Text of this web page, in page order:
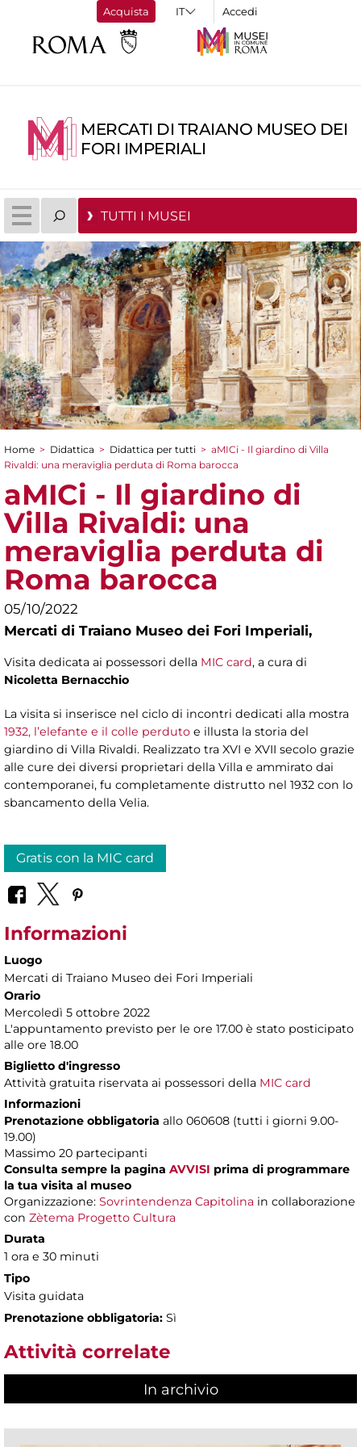
Acquista Accedi
MERCATI DI TRAIANO MUSEO DEI
FORI IMPERIALI
TUTTI I MUSEI
Tu sei qui
Home > Didattica > Didattica per tutti > aMICi - Il giardino di Villa
Rivaldi: una meraviglia perduta di Roma barocca
aMICi - Il giardino di
Villa Rivaldi: una
meraviglia perduta di
Roma barocca
05/10/2022
Mercati di Traiano Museo dei Fori Imperiali,
Visita dedicata ai possessori della MIC card, a cura di
Nicoletta Bernacchio
La visita si inserisce nel ciclo di incontri dedicati alla mostra
1932, l’elefante e il colle perduto e illusta la storia del
giardino di Villa Rivaldi. Realizzato tra XVI e XVII secolo grazie
alle cure dei diversi proprietari della Villa e ammirato dai
contemporanei, fu completamente distrutto nel 1932 con lo
sbancamento della Velia.
Gratis con la MIC card
Informazioni
Luogo
Mercati di Traiano Museo dei Fori Imperiali
Orario
Mercoledì 5 ottobre 2022
L'appuntamento previsto per le ore 17.00 è stato posticipato
alle ore 18.00
Biglietto d'ingresso
Attività gratuita riservata ai possessori della MIC card
Informazioni
Prenotazione obbligatoria allo 060608 (tutti i giorni 9.00-
19.00)
Massimo 20 partecipanti
Consulta sempre la pagina AVVISI prima di programmare
la tua visita al museo
Organizzazione: Sovrintendenza Capitolina in collaborazione
con Zètema Progetto Cultura
Durata
1 ora e 30 minuti
Tipo
Visita guidata
Prenotazione obbligatoria: Sì
Attività correlate
In archivio